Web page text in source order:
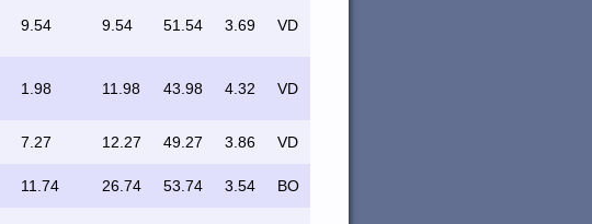
9.54 9.54 51.54 3.69 VD
1.98 11.98 43.98 4.32 VD
7.27 12.27 49.27 3.86 VD
11.74 26.74 53.74 3.54 BO